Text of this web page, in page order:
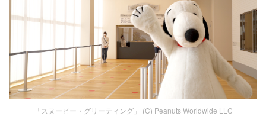
「スヌーピー・グリーティング」 (C) Peanuts Worldwide LLC